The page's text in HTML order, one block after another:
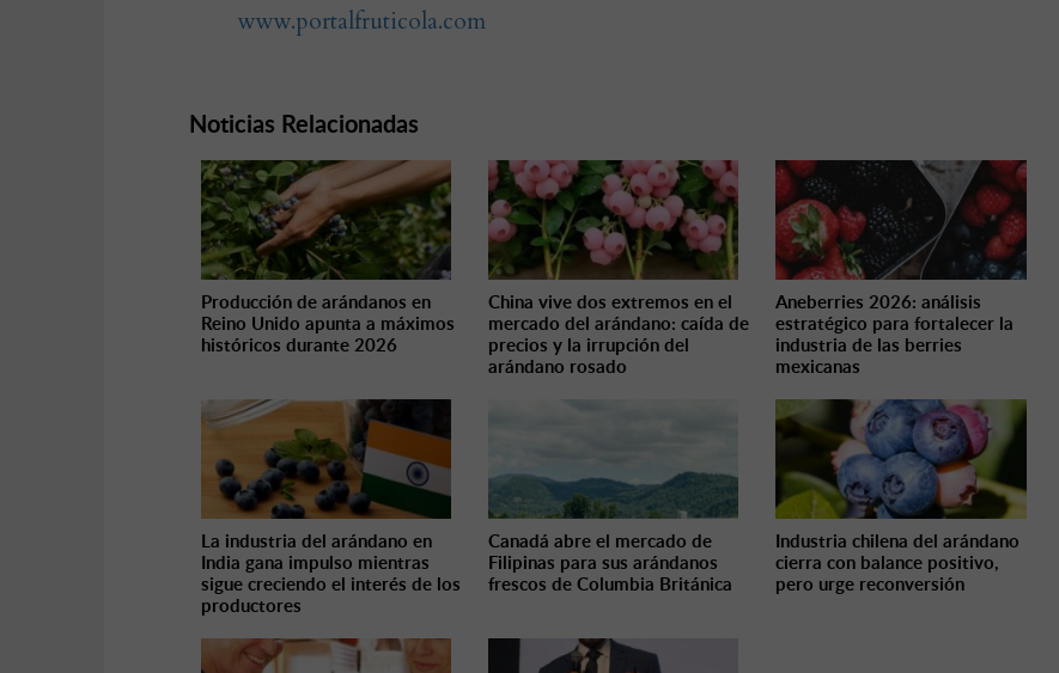
www.portalfruticola.com
Noticias Relacionadas
Producción de arándanos en
Reino Unido apunta a máximos
históricos durante 2026
China vive dos extremos en el
mercado del arándano: caída de
precios y la irrupción del
arándano rosado
Aneberries 2026: análisis
estratégico para fortalecer la
industria de las berries
mexicanas
La industria del arándano en
India gana impulso mientras
sigue creciendo el interés de los
productores
Canadá abre el mercado de
Filipinas para sus arándanos
frescos de Columbia Británica
Industria chilena del arándano
cierra con balance positivo,
pero urge reconversión